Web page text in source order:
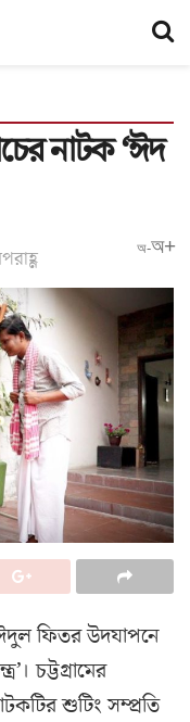
নাটক ‘ঈদ
অ-অ+
ঈদুল ফিতর উদযাপনে
চট্টগ্রামের
শুটিং সম্প্রতি